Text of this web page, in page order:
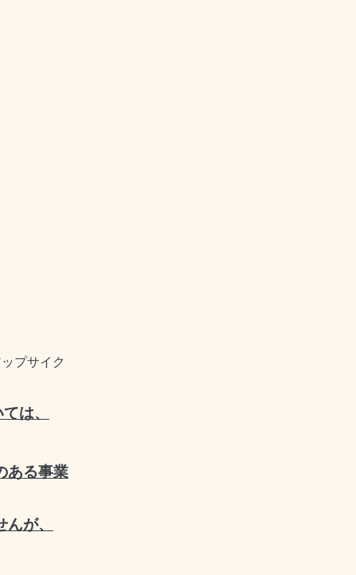
プサイク
は、
ある事業
が、